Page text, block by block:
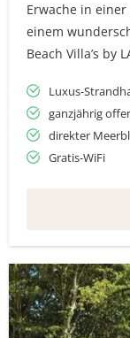
Erwache in
einem
Beach Villa’s by
Luxus-
ganzjährig
direkter
Gratis-WiFi